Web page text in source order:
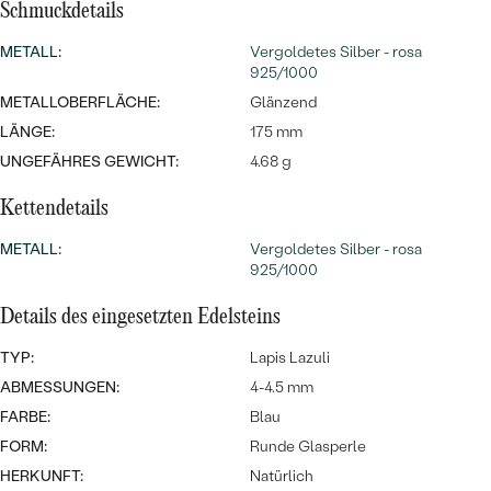
Meistverkaufte
Eheringe
MIT EDELSTEIN
NACH MATERIAL
GOLD
PLATIN
EDELSTEINSCHMUCK
SCHMUCK MIT LAB GROWN
DIAMANTEN
NACH STYL
MINIMALISTISCH
NACH ANLASS
PREISWERTE
LUXURIÖSE
LUXURIÖSE
Schmuckdetails
METALL:
Vergoldetes Silber - rosa
925/1000
METALLOBERFLÄCHE:
Glänzend
LÄNGE:
175 mm
UNGEFÄHRES GEWICHT:
4.68 g
Kettendetails
METALL:
Vergoldetes Silber - rosa
925/1000
Details des eingesetzten Edelsteins
TYP:
Lapis Lazuli
ABMESSUNGEN:
4-4.5 mm
FARBE:
Blau
FORM:
Runde Glasperle
HERKUNFT:
Natürlich